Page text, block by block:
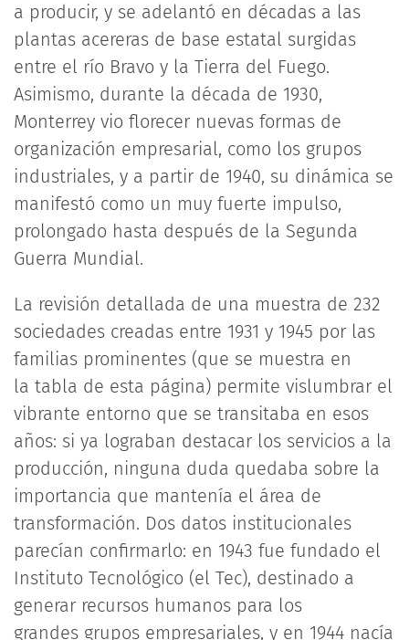
a producir, y se adelantó en décadas a las
plantas acereras de base estatal surgidas
entre el río Bravo y la Tierra del Fuego.
Asimismo, durante la década de 1930,
Monterrey vio florecer nuevas formas de
organización empresarial, como los grupos
industriales, y a partir de 1940, su dinámica se
manifestó como un muy fuerte impulso,
prolongado hasta después de la Segunda
Guerra Mundial.
La revisión detallada de una muestra de 232
sociedades creadas entre 1931 y 1945 por las
familias prominentes (que se muestra en
la tabla de esta página) permite vislumbrar el
vibrante entorno que se transitaba en esos
años: si ya lograban destacar los servicios a la
producción, ninguna duda quedaba sobre la
importancia que mantenía el área de
transformación. Dos datos institucionales
parecían confirmarlo: en 1943 fue fundado el
Instituto Tecnológico (el Tec), destinado a
generar recursos humanos para los
grandes grupos empresariales, y en 1944 nacía